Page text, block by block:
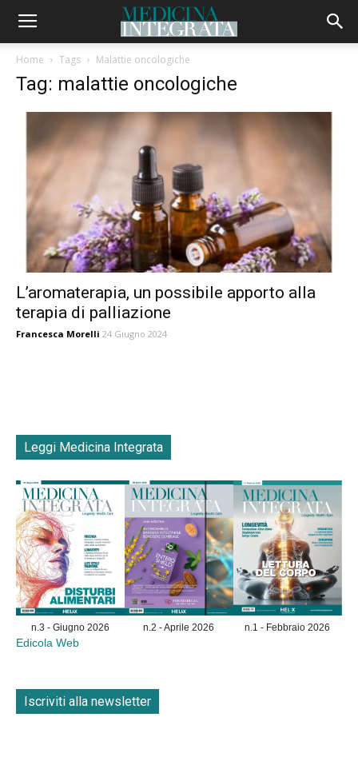
Home Tags Malattie oncologiche
Tag: malattie oncologiche
L’aromaterapia, un possibile apporto alla
terapia di palliazione
Francesca Morelli 24 Giugno 2024
Leggi Medicina Integrata
n.3 - Giugno 2026 n.2 - Aprile 2026 n.1 - Febbraio 2026
Edicola Web
Iscriviti alla newsletter